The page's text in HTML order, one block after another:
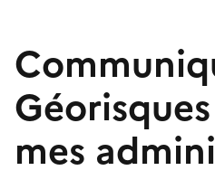
mes